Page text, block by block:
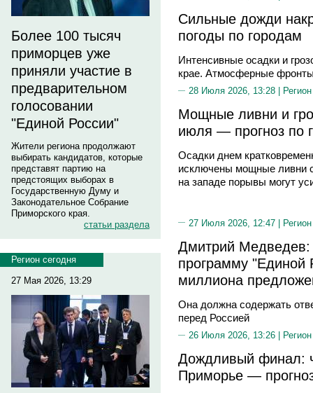
Более 100 тысяч
приморцев уже
приняли участие в
предварительном
голосовании
"Единой России"
Жители региона продолжают
выбирать кандидатов, которые
представят партию на
предстоящих выборах в
Государственную Думу и
Законодательное Собрание
Приморского края.
статьи раздела
Регион сегодня
27 Мая 2026, 13:29
Сильные дожди
погоды по городам
Интенсивные осадки и
крае. Атмосферные
28 Июля 2026, 13:28 |
Мощные ливни и
июля — прогноз по
Осадки днем
исключены мощные ливни
на западе порывы могут
27 Июля 2026, 12:47 |
Дмитрий
программу "Единой
миллиона
Она должна содержать
перед Россией
26 Июля 2026, 13:26 |
Дождливый финал:
Приморье —